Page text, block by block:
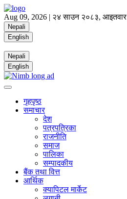
Aug 09, 2026 | २४ साउन २०८३, आइतवार
Nepali
English
Nepali
English
गृहपृष्ठ
समाचार
देश
पत्रपत्रिका
राजनीति
समाज
पालिका
सम्पादकीय
बैंक तथा वित्त
आर्थिक
क्यापिटल मार्केट